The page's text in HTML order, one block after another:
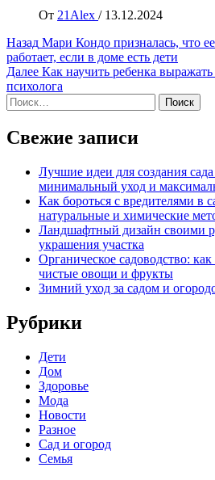
От 21Alex / 13.12.2024
Навигация
записи
Назад Мари Кондо призналась, что
работает, если в доме есть дети
Далее Как научить ребенка
психолога
Найти:
Свежие записи
Лучшие идеи для создания
минимальный уход и
Как бороться с вредителями в
натуральные и химические
Ландшафтный дизайн своими
украшения участка
Органическое садоводство:
чистые овощи и фрукты
Зимний уход за садом и
Рубрики
Дети
Дом
Здоровье
Мода
Новости
Разное
Сад и огород
Семья